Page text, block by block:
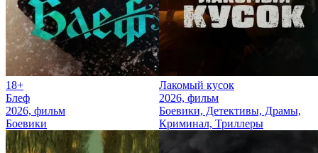
18+
Блеф
2026, фильм
Боевики
Лакомый кусок
2026, фильм
Боевики, Детективы, Драмы,
Криминал, Триллеры